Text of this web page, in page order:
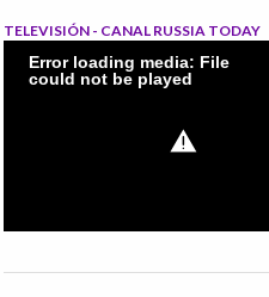
TELEVISIÓN - CANAL RUSSIA TODAY